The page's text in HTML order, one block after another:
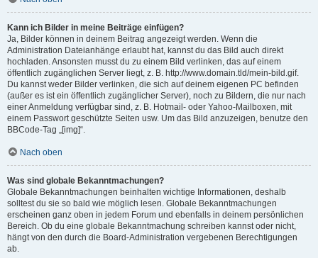
Kann ich Bilder in meine Beiträge einfügen?
Ja, Bilder können in deinem Beitrag angezeigt werden. Wenn die
Administration Dateianhänge erlaubt hat, kannst du das Bild auch direkt
hochladen. Ansonsten musst du zu einem Bild verlinken, das auf einem
öffentlich zugänglichen Server liegt, z. B. http://www.domain.tld/mein-bild.gif.
Du kannst weder Bilder verlinken, die sich auf deinem eigenen PC befinden
(außer es ist ein öffentlich zugänglicher Server), noch zu Bildern, die nur nach
einer Anmeldung verfügbar sind, z. B. Hotmail- oder Yahoo-Mailboxen, mit
einem Passwort geschützte Seiten usw. Um das Bild anzuzeigen, benutze den
BBCode-Tag „[img]“.
Nach oben
Was sind globale Bekanntmachungen?
Globale Bekanntmachungen beinhalten wichtige Informationen, deshalb
solltest du sie so bald wie möglich lesen. Globale Bekanntmachungen
erscheinen ganz oben in jedem Forum und ebenfalls in deinem persönlichen
Bereich. Ob du eine globale Bekanntmachung schreiben kannst oder nicht,
hängt von den durch die Board-Administration vergebenen Berechtigungen
ab.